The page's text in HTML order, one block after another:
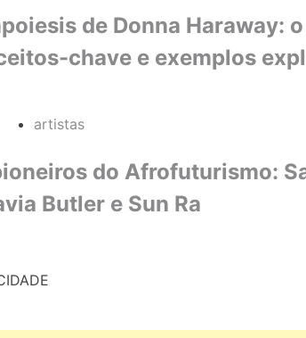
de Donna Haraway:
chave e exemplos
artistas
do Afrofuturismo:
Butler e Sun Ra